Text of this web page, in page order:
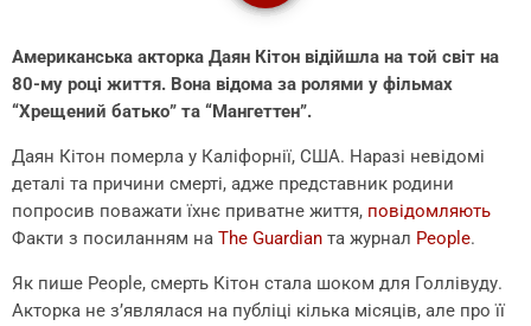
Американська акторка Даян Кітон відійшла на той світ на
80-му році життя. Вона відома за ролями у фільмах
“Хрещений батько” та “Мангеттен”.
Даян Кітон померла у Каліфорнії, США. Наразі невідомі
деталі та причини смерті, адже представник родини
попросив поважати їхнє приватне життя, повідомляють
Факти з посиланням на The Guardian та журнал People.
Як пише People, смерть Кітон стала шоком для Голлівуду.
Акторка не з’являлася на публіці кілька місяців, але про її